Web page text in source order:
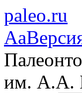
paleo.ru
Aa
им. А.А.